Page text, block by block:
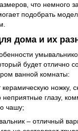
что немного
подобрать
дома и их
будет отлично
ванной комнаты:
ножку,
глазу,
чашу;
– отличный